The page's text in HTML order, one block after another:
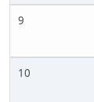
9
10